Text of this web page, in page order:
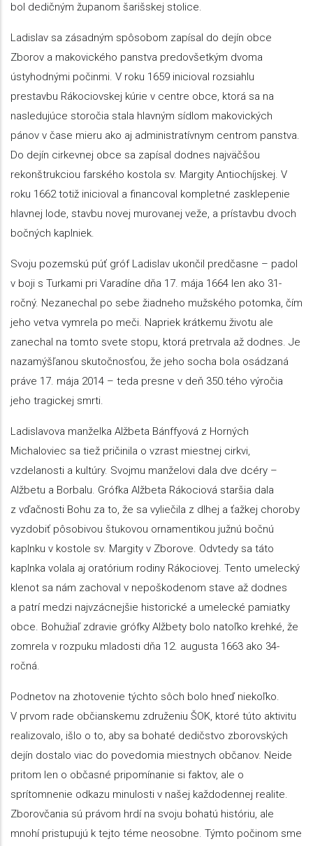
bol dedičným županom šarišskej stolice.
Ladislav sa zásadným spôsobom zapísal do dejín obce
Zborov a makovického panstva predovšetkým dvoma
ústyhodnými počinmi. V roku 1659 inicioval rozsiahlu
prestavbu Rákociovskej kúrie v centre obce, ktorá sa na
nasledujúce storočia stala hlavným sídlom makovických
pánov v čase mieru ako aj administratívnym centrom panstva.
Do dejín cirkevnej obce sa zapísal dodnes najväčšou
rekonštrukciou farského kostola sv. Margity Antiochíjskej. V
roku 1662 totiž inicioval a financoval kompletné zasklepenie
hlavnej lode, stavbu novej murovanej veže, a prístavbu dvoch
bočných kaplniek.
Svoju pozemskú púť gróf Ladislav ukončil predčasne – padol
v boji s Turkami pri Varadíne dňa 17. mája 1664 len ako 31-
ročný. Nezanechal po sebe žiadneho mužského potomka, čím
jeho vetva vymrela po meči. Napriek krátkemu životu ale
zanechal na tomto svete stopu, ktorá pretrvala až dodnes. Je
nazamýšľanou skutočnosťou, že jeho socha bola osádzaná
práve 17. mája 2014 – teda presne v deň 350.tého výročia
jeho tragickej smrti.
Ladislavova manželka Alžbeta Bánffyová z Horných
Michaloviec sa tiež pričinila o vzrast miestnej cirkvi,
vzdelanosti a kultúry. Svojmu manželovi dala dve dcéry –
Alžbetu a Borbalu. Grófka Alžbeta Rákociová staršia dala
z vďačnosti Bohu za to, že sa vyliečila z dlhej a ťažkej choroby
vyzdobiť pôsobivou štukovou ornamentikou južnú bočnú
kaplnku v kostole sv. Margity v Zborove. Odvtedy sa táto
kaplnka volala aj oratórium rodiny Rákociovej. Tento umelecký
klenot sa nám zachoval v nepoškodenom stave až dodnes
a patrí medzi najvzácnejšie historické a umelecké pamiatky
obce. Bohužiaľ zdravie grófky Alžbety bolo natoľko krehké, že
zomrela v rozpuku mladosti dňa 12. augusta 1663 ako 34-
ročná.
Podnetov na zhotovenie týchto sôch bolo hneď niekoľko.
V prvom rade občianskemu združeniu ŠOK, ktoré túto aktivitu
realizovalo, išlo o to, aby sa bohaté dedičstvo zborovských
dejín dostalo viac do povedomia miestnych občanov. Neide
pritom len o občasné pripomínanie si faktov, ale o
sprítomnenie odkazu minulosti v našej každodennej realite.
Zborovčania sú právom hrdí na svoju bohatú históriu, ale
mnohí pristupujú k tejto téme neosobne. Týmto počinom sme